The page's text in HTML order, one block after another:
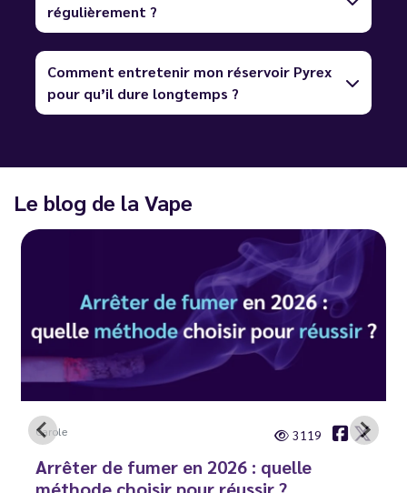
régulièrement ?
Comment entretenir mon réservoir Pyrex
pour qu’il dure longtemps ?
Le blog de la Vape
Carole 3119
Arrêter de fumer en 2026 : quelle
méthode choisir pour réussir ?